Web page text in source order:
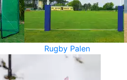
Rugby Palen